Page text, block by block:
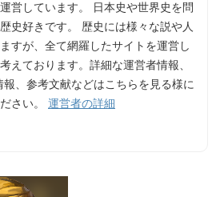
営しています。 日本史や世界史を問
史好きです。 歴史には様々な説や人
すが、全て網羅したサイトを運営し
えております。詳細な運営者情報、
報、参考文献などはこちらを見る様に
さい。 運営者の詳細